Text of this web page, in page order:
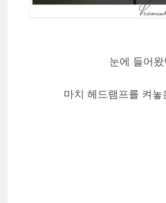
눈에 들어
마치 헤드램프를 켜